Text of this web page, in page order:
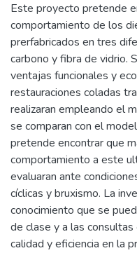
Este proyecto pretende
comportamiento de los
prerfabricados en tres
carbono y fibra de vidrio.
ventajas funcionales y
restauraciones coladas
realizaran empleando el
se comparan con el
pretende encontrar que
comportamiento a este
evaluaran ante
cíclicas y bruxismo. La
conocimiento que se
de clase y a las
calidad y eficiencia en la